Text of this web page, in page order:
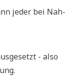
jeder bei Nah­
- also